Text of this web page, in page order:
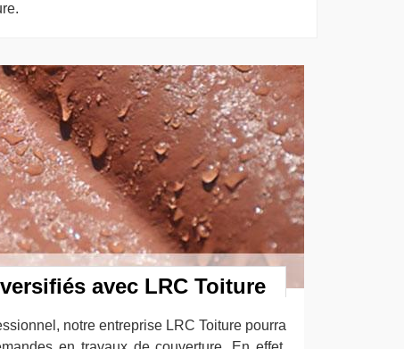
avec LRC Toiture
notre entreprise LRC Toiture pourra